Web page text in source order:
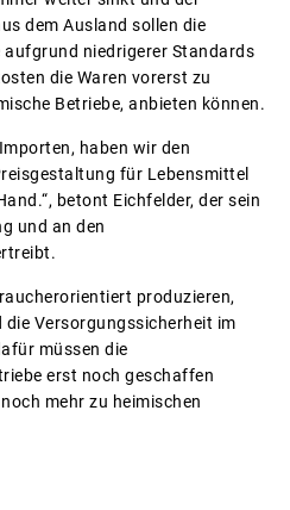
dem Ausland sollen die
niedrigerer Standards
die Waren vorerst zu
Betriebe, anbieten können.
haben wir den
für Lebensmittel
betont Eichfelder, der sein
und an den
produzieren,
Versorgungssicherheit im
müssen die
erst noch geschaffen
mehr zu heimischen